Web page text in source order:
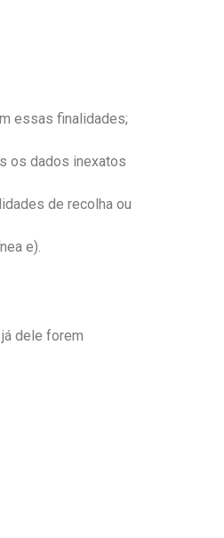
essas finalidades;
os dados inexatos
de recolha ou
e).
dele forem